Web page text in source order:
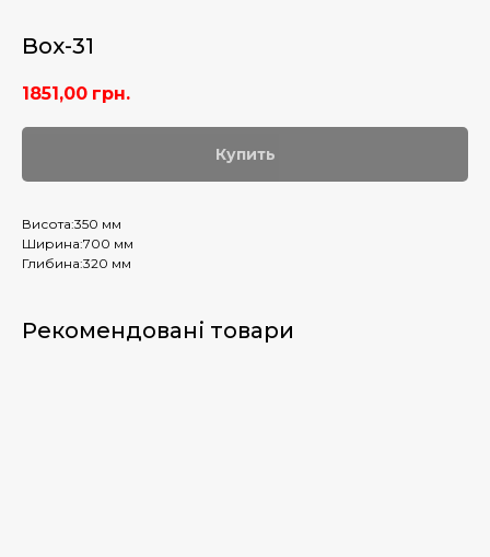
Box-31
1851,00 грн.
Купить
Висота:350 мм
Ширина:700 мм
Глибина:320 мм
Рекомендовані товари